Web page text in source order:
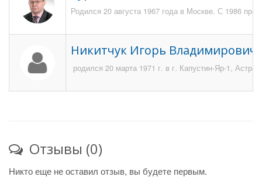
Родился 20 августа 1967 года в Москве. С 1986
Никитчук Игорь Владимирович
родился 20 марта 1971 г. в г. Капустин-Яр-1,
Отзывы (0)
Никто еще не оставил отзыв, вы будете первым.